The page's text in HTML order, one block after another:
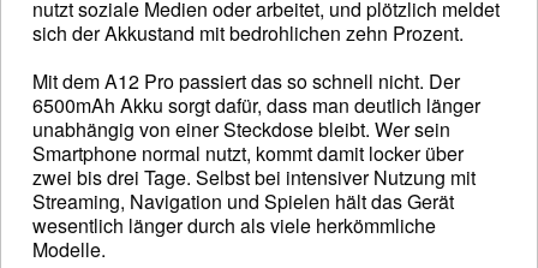
nutzt soziale Medien oder arbeitet, und plötzlich meldet
sich der Akkustand mit bedrohlichen zehn Prozent.
Mit dem A12 Pro passiert das so schnell nicht. Der
6500mAh Akku sorgt dafür, dass man deutlich länger
unabhängig von einer Steckdose bleibt. Wer sein
Smartphone normal nutzt, kommt damit locker über
zwei bis drei Tage. Selbst bei intensiver Nutzung mit
Streaming, Navigation und Spielen hält das Gerät
wesentlich länger durch als viele herkömmliche
Modelle.